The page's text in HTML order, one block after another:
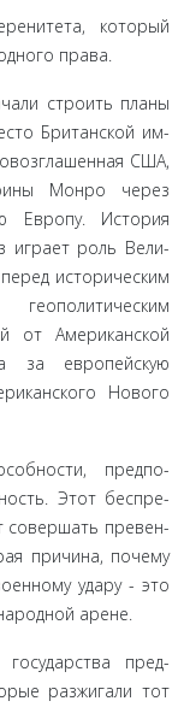
кото­рый
права.
строить планы
Британской им­
США,
Монро че­рез
Европу. История
играет роль Вели­
историческим
от Американской
за европейскую
Нового
предпо­
Этот беспре­
совершать превен­
причина, почему
удару - это
арене.
пред­
разжигали тот